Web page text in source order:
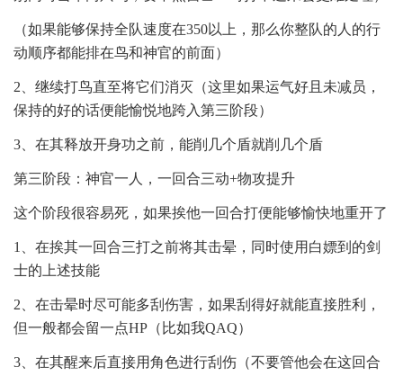
（如果能够保持全队速度在350以上，那么你整队的人的行
动顺序都能排在鸟和神官的前面）
2、继续打鸟直至将它们消灭（这里如果运气好且未减员，
保持的好的话便能愉悦地跨入第三阶段）
3、在其释放开身功之前，能削几个盾就削几个盾
第三阶段：神官一人，一回合三动+物攻提升
这个阶段很容易死，如果挨他一回合打便能够愉快地重开了
1、在挨其一回合三打之前将其击晕，同时使用白嫖到的剑
士的上述技能
2、在击晕时尽可能多刮伤害，如果刮得好就能直接胜利，
但一般都会留一点HP（比如我QAQ）
3、在其醒来后直接用角色进行刮伤（不要管他会在这回合